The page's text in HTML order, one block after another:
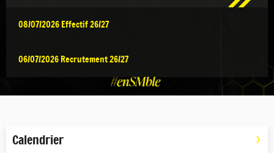
08/07/2026 Effectif 26/27
06/07/2026 Recrutement 26/27
Calendrier